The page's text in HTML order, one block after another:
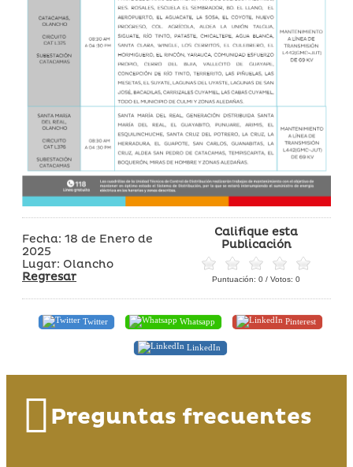
Fecha: 18 de Enero de
2025
Lugar: Olancho
Regresar
Califique esta
Publicación
Puntuación: 0 / Votos: 0
Twitter Whatsapp Pinterest
LinkedIn
Preguntas frecuentes